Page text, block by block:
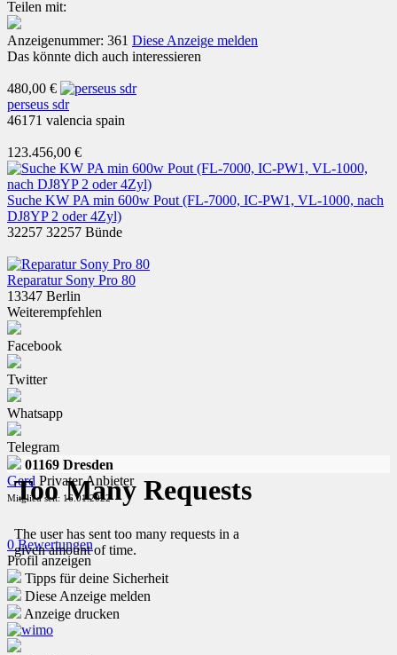
Teilen mit:
Anzeigenummer: 361 Diese Anzeige melden
Das könnte dich auch interessieren
480,00 €
perseus sdr
46171 valencia spain
123.456,00 €
Suche KW PA min 600w Pout (FL-7000, IC-PW1, VL-1000, nach
DJ8YP 2 oder 4Zyl)
32257 32257 Bünde
Reparatur Sony Pro 80
13347 Berlin
Weiterempfehlen
Facebook
Twitter
Whatsapp
Telegram
01169 Dresden
Gerd Privater Anbieter
Mitglied seit: 16.01.2022
0 Bewertungen
Profil anzeigen
Tipps für deine Sicherheit
Diese Anzeige melden
Anzeige drucken